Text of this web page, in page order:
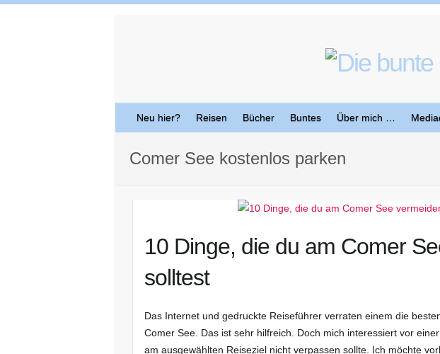
Neu hier? Reisen Bücher Buntes Über mich …
Comer See kostenlos parken
10 Dinge, die du am Comer
solltest
Das Internet und gedruckte Reiseführer verraten einem die
Comer See. Das ist sehr hilfreich. Doch mich interessiert vor
am ausgewählten Reiseziel nicht verpassen sollte. Ich möchte